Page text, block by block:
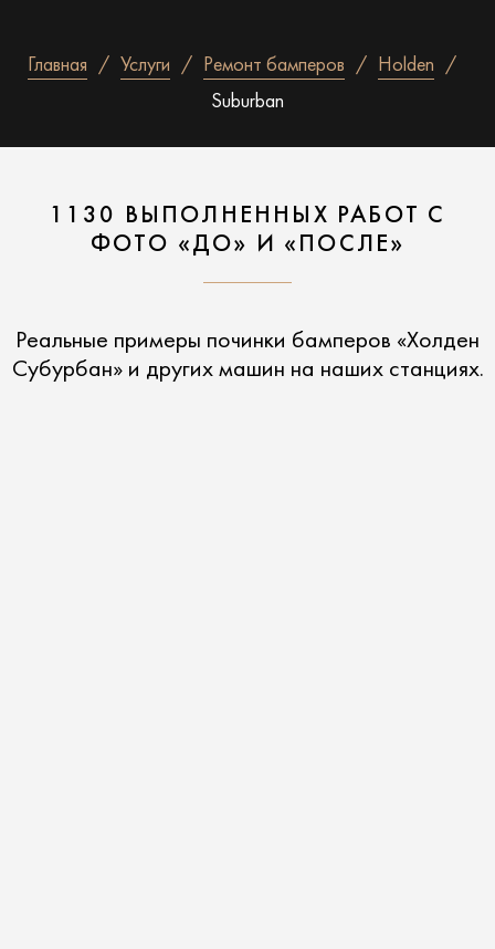
Главная Услуги Ремонт бамперов
Holden
Suburban
1130 ВЫПОЛНЕННЫХ РАБОТ С
ФОТО «ДО» И «ПОСЛЕ»
Реальные примеры починки бамперов «Холден
Субурбан» и других машин на наших станциях.